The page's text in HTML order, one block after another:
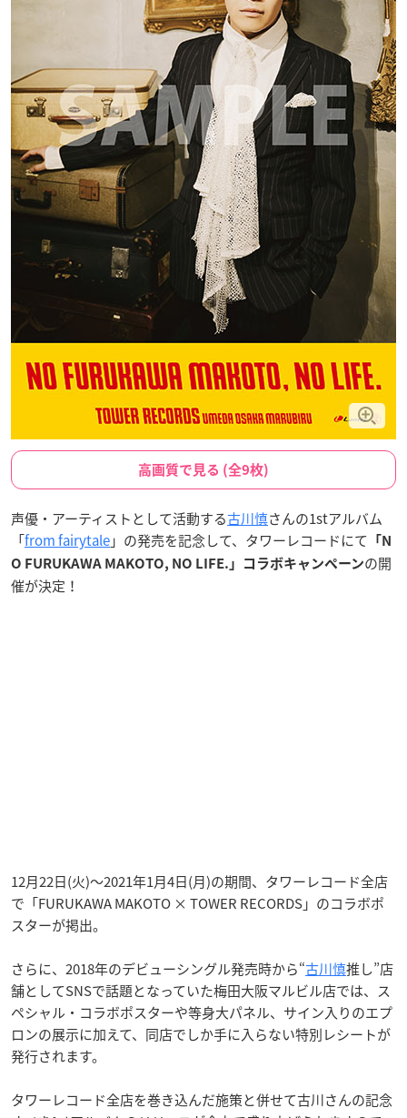
高画質で見る (全9枚)
声優・アーティストとして活動する古川慎さんの1stアルバム
「from fairytale」の発売を記念して、タワーレコードにて 「N
O FURUKAWA MAKOTO, NO LIFE.」コラボキャンペーンの開
催が決定！
12月22日(火)〜2021年1月4日(月)の期間、タワーレコード全店
で「FURUKAWA MAKOTO × TOWER RECORDS」のコラボポ
スターが掲出。
さらに、2018年のデビューシングル発売時から“古川慎推し”店
舗としてSNSで話題となっていた梅田大阪マルビル店では、ス
ペシャル・コラボポスターや等身大パネル、サイン入りのエプ
ロンの展示に加えて、同店でしか手に入らない特別レシートが
発行されます。
タワーレコード全店を巻き込んだ施策と併せて古川さんの記念